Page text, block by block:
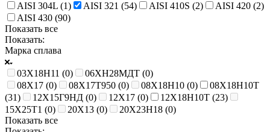
AISI 304L (1) AISI 321 (54) AISI 410S (2) AISI 420 (2)
AISI 430 (90)
Показать все
Показать:
Марка сплава
03Х18Н11 (0) 06ХН28МДТ (0)
08Х17 (0) 08Х17Т950 (0) 08Х18Н10 (0)
08Х18Н10Т
(31) 12Х15Г9НД (0) 12Х17 (0) 12Х18Н10Т (23)
15Х25Т1 (0) 20Х13 (0) 20Х23Н18 (0)
Показать все